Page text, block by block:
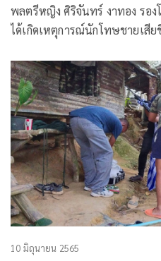
พลตรีหญิง ศิริจันทร์ งาทอง รอ
ได้เกิดเหตุการณ์นักโทษชายเสี
ความกังวลใจในการดำเนินการ
สื่อมวลชน
10 มิถุนายน 2565